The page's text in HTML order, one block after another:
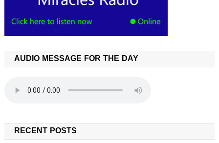
AUDIO MESSAGE FOR THE DAY
RECENT POSTS